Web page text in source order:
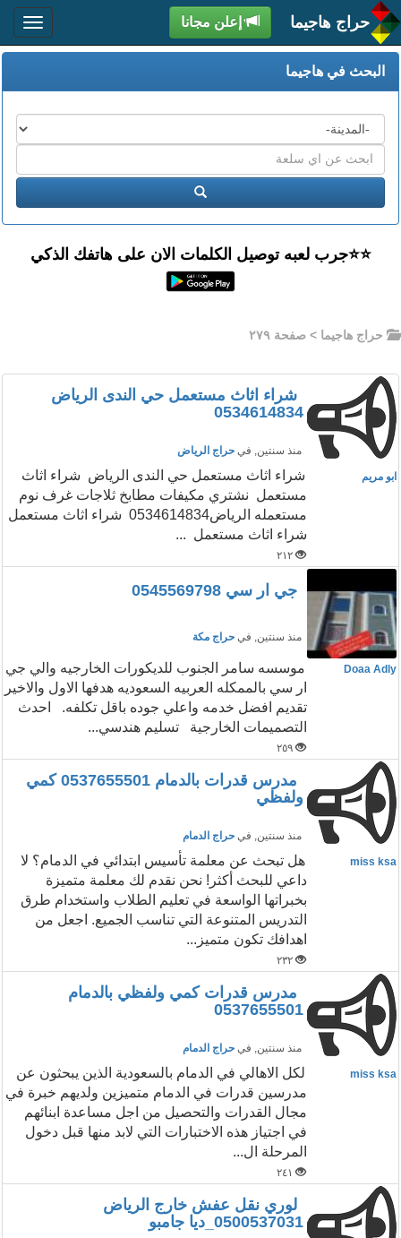
حراج هاجيما إعلن مجانا
البحث في هاجيما
المدن
اكتب
عبارة
البحث
ابحث
⭐️⭐جرب لعبه توصيل الكلمات الان على هاتفك الذكي
حراج هاجيما > صفحة ٢٧٩
شراء اثاث مستعمل حي الندى الرياض
0534614834
منذ سنتين, في حراج الرياض
ابو مريم
شراء اثاث مستعمل حي الندى الرياض شراء اثاث
مستعمل نشتري مكيفات مطابخ ثلاجات غرف نوم
مستعمله الرياض0534614834 شراء اثاث مستعمل
شراء اثاث مستعمل ...
٢١٢
جي ار سي 0545569798
منذ سنتين, في حراج مكة
Doaa Adly
موسسه سامر الجنوب للديكورات الخارجيه والي جي
ار سي بالممكله العربيه السعوديه هدفها الاول والاخير
تقديم افضل خدمه واعلي جوده باقل تكلفه. احدث
التصميمات الخارجية تسليم هندسي...
٢٥٩
مدرس قدرات بالدمام 0537655501 كمي
ولفظي
منذ سنتين, في حراج الدمام
miss ksa
هل تبحث عن معلمة تأسيس ابتدائي في الدمام؟ لا
داعي للبحث أكثر! نحن نقدم لك معلمة متميزة
بخبراتها الواسعة في تعليم الطلاب واستخدام طرق
التدريس المتنوعة التي تناسب الجميع. اجعل من
اهدافك تكون متميز...
٢٣٢
مدرس قدرات كمي ولفظي بالدمام
0537655501
منذ سنتين, في حراج الدمام
miss ksa
لكل الاهالي في الدمام بالسعودية الذين يبحثون عن
مدرسين قدرات في الدمام متميزين ولديهم خبرة في
مجال القدرات والتحصيل من اجل مساعدة ابنائهم
في اجتياز هذه الاختبارات التي لابد منها قبل دخول
المرحلة ال...
٢٤١
لوري نقل عفش خارج الرياض
0500537031_ديا جامبو